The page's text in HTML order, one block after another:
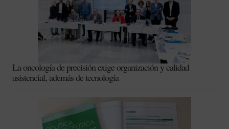
La oncología de precisión exige organización y calidad
asistencial, además de tecnología